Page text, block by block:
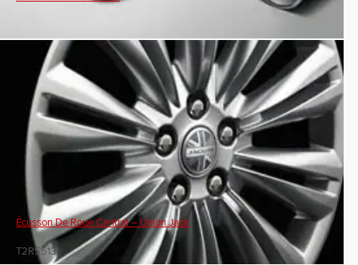
Écusson De Roue Central – Union Jack
T2R5513